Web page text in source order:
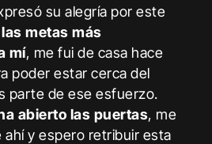
su alegría por este
metas más
mí, me fui de casa hace
poder estar cerca del
parte de ese esfuerzo.
abierto las puertas, me
y espero retribuir esta